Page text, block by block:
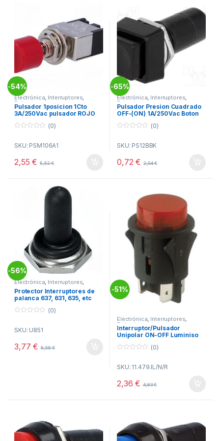
-54%
Electrónica, Interruptores,
Pulsadores
Pulsador 1posicion 1Cto
3A/250Vac pulsador ROJO
ON (ON)
u
f
(0)
SKU: PSM106A1
2,55€ 5,52€
-65%
Electrónica, Interruptores,
Pulsadores
Pulsador Presion Cuadrado
OFF-(ON) 1A/250Vac Boton
NEGRO
u
f
(0)
SKU: PS12BBK
0,72€ 2,04€
-56%
Electrónica, Interruptores,
Pulsadores
Protector Interruptores de
palanca 637, 631, 635, etc
u
f
(0)
SKU: U851
3,77€ 8,56€
-51%
Electrónica, Interruptores,
Pulsadores
Interruptor/Pulsador
Unipolar ON-OFF Luminiso
ROJO
u
f
(0)
SKU: 11.479.IL/N/R
2,36€ 4,83€